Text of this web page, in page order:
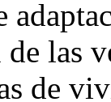
las
de